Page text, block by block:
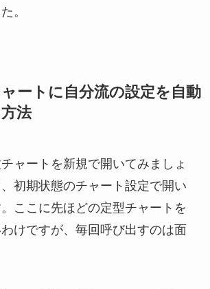
。
ートに自分流の設定を自動
法
ャートを新規で開いてみましょ
初期状態のチャート設定で開い
ここに先ほどの定型チャートを
けですが、毎回呼び出すのは面